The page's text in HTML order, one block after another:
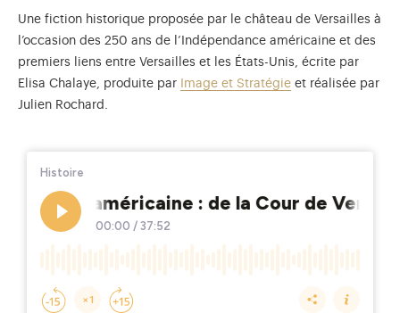
Une fiction historique proposée par le château de Versailles à
l’occasion des 250 ans de l’Indépendance américaine et des
premiers liens entre Versailles et les États-Unis, écrite par
Elisa Chalaye, produite par
Image et Stratégie et réalisée par
Julien Rochard.